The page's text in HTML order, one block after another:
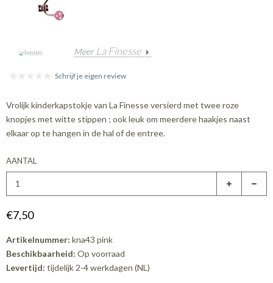
Meer La Finesse
Schrijf je eigen review
Vrolijk kinderkapstokje van La Finesse versierd met twee roze
knopjes met witte stippen ; ook leuk om meerdere haakjes naast
elkaar op te hangen in de hal of de entree.
AANTAL
€7,50
Artikelnummer: kna43 pink
Beschikbaarheid: Op voorraad
Levertijd: tijdelijk 2-4 werkdagen (NL)